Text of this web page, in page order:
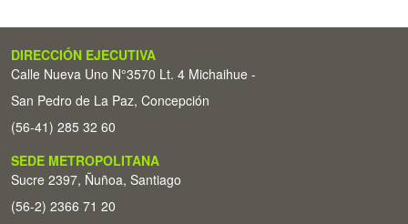
DIRECCIÓN EJECUTIVA
Calle Nueva Uno N°3570 Lt. 4 Michaihue -
San Pedro de La Paz, Concepción
(56-41) 285 32 60
SEDE METROPOLITANA
Sucre 2397, Ñuñoa, Santiago
(56-2) 2366 71 20